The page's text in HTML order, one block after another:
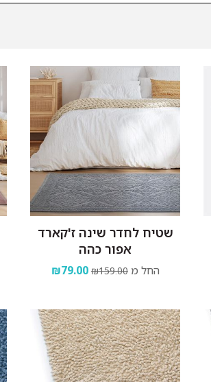
שטיח לחדר שינה ז'קארד
אפור כהה
החל מ ₪159.00
₪79.00